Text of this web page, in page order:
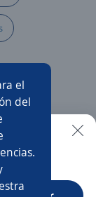
el
del
a